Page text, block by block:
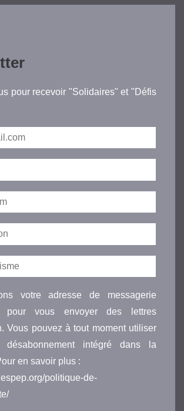
pour recevoir "Solidaires" et "Défis
votre adresse de messagerie
pour vous envoyer des lettres
Vous pouvez à tout moment utiliser
intégré dans la
en savoir plus :
politique-de-